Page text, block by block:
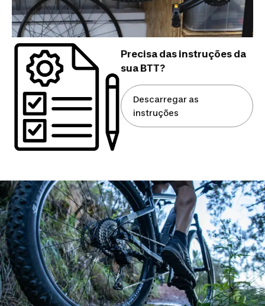
Precisa das instruções da
sua BTT?
Descarregar as
instruções